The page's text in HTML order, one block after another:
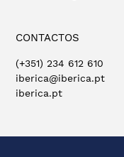
CONTACTOS
(+351) 234 612 610
iberica@iberica.pt
iberica.pt